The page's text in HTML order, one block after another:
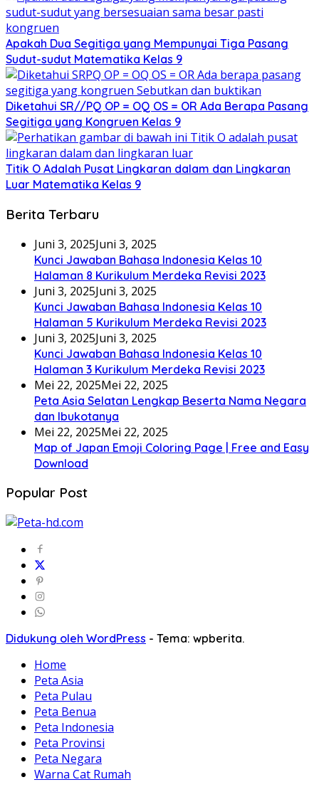
Apakah Dua Segitiga yang Mempunyai Tiga Pasang
Sudut-sudut Matematika Kelas 9
Diketahui SR//PQ OP = OQ OS = OR Ada Berapa Pasang
Segitiga yang Kongruen Kelas 9
Titik O Adalah Pusat Lingkaran dalam dan Lingkaran
Luar Matematika Kelas 9
Berita Terbaru
Juni 3, 2025Juni 3, 2025
Kunci Jawaban Bahasa Indonesia Kelas 10
Halaman 8 Kurikulum Merdeka Revisi 2023
Juni 3, 2025Juni 3, 2025
Kunci Jawaban Bahasa Indonesia Kelas 10
Halaman 5 Kurikulum Merdeka Revisi 2023
Juni 3, 2025Juni 3, 2025
Kunci Jawaban Bahasa Indonesia Kelas 10
Halaman 3 Kurikulum Merdeka Revisi 2023
Mei 22, 2025Mei 22, 2025
Peta Asia Selatan Lengkap Beserta Nama Negara
dan Ibukotanya
Mei 22, 2025Mei 22, 2025
Map of Japan Emoji Coloring Page | Free and Easy
Download
Popular Post
Didukung oleh WordPress - Tema: wpberita.
Home
Peta Asia
Peta Pulau
Peta Benua
Peta Indonesia
Peta Provinsi
Peta Negara
Warna Cat Rumah